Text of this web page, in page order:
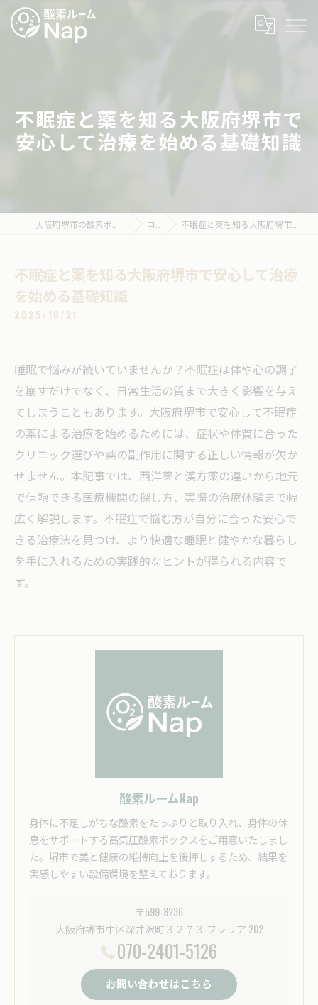
不眠症と薬を知る大阪府堺市で
安心して治療を始める基礎知識
コラム 不眠症と薬を知る大阪府堺市で安心して治療を始める基礎知識
不眠症と薬を知る大阪府堺市で安心して治療
を始める基礎知識
2025/10/21
睡眠で悩みが続いていませんか？不眠症は体や心の調子
を崩すだけでなく、日常生活の質まで大きく影響を与え
てしまうこともあります。大阪府堺市で安心して不眠症
の薬による治療を始めるためには、症状や体質に合った
クリニック選びや薬の副作用に関する正しい情報が欠か
せません。本記事では、西洋薬と漢方薬の違いから地元
で信頼できる医療機関の探し方、実際の治療体験まで幅
広く解説します。不眠症で悩む方が自分に合った安心で
きる治療法を見つけ、より快適な睡眠と健やかな暮らし
を手に入れるための実践的なヒントが得られる内容で
す。
酸素ルームNap
身体に不足しがちな酸素をたっぷりと取り入れ、身体の休
息をサポートする高気圧酸素ボックスをご用意いたしまし
た。堺市で美と健康の維持向上を後押しするため、結果を
実感しやすい設備環境を整えております。
〒599-8236
大阪府堺市中区深井沢町３２７３ フレリア 202
070-2401-5126
お問い合わせはこちら